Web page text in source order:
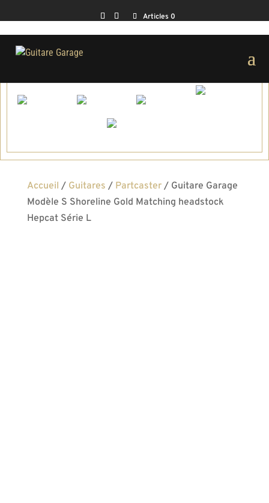
Articles 0
Accueil / Guitares / Partcaster/ Guitare Garage
Modèle S Shoreline Gold Matching headstock
Hepcat Série L
Vendue